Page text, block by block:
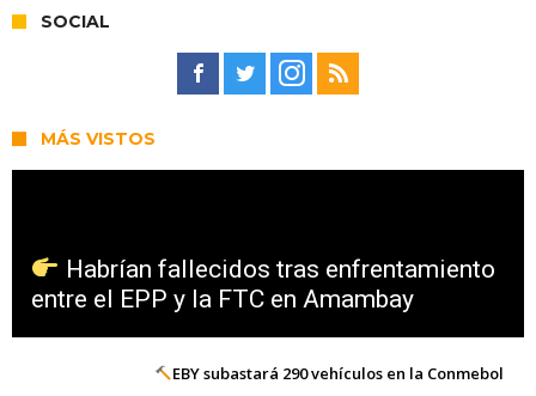
SOCIAL
MÁS VISTOS
Habrían fallecidos tras enfrentamiento
entre el EPP y la FTC en Amambay
EBY subastará 290 vehículos en la Conmebol